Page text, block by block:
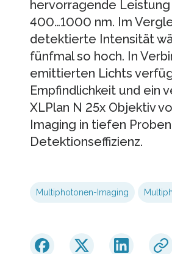
hervorragende Leistung
400…1000 nm. Im
detektierte Intensität
fünfmal so hoch. In
emittierten Lichts
Empfindlichkeit und ein
XLPlan N 25x Objektiv
Imaging in tiefen
Detektionseffizienz.
Multiphotonen-Imaging